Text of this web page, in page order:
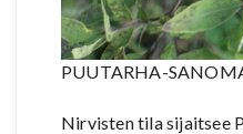
PUUTARHA-
Nirvisten tila sijaitsee